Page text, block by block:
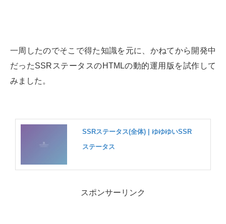
一周したのでそこで得た知識を元に、かねてから開発中
だったSSRステータスのHTMLの動的運用版を試作して
みました。
SSRステータス(全体) | ゆゆゆいSSR
ステータス
スポンサーリンク